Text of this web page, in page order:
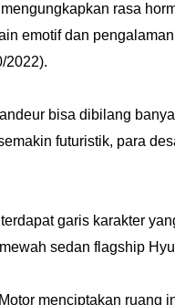
rasa
emotif dan
2022).
bisa dibilang
futuristik, para
garis karakter
sedan flagship
menciptakan